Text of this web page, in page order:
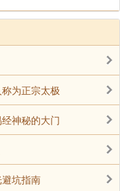
为正宗太极
神秘的大门
避坑指南